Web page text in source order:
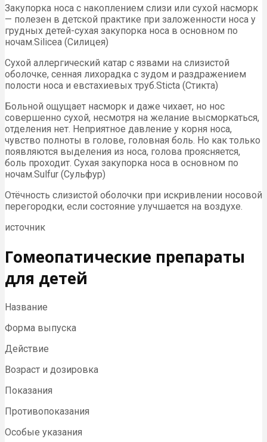
Закупорка носа с накоплением слизи или сухой насморк
— полезен в детской практике при заложенности носа у
грудных детей-сухая закупорка носа в основном по
ночам.Silicea (Силицея)
Сухой аллергический катар с язвами на слизистой
оболочке, сенная лихорадка с зудом и раздражением
полости носа и евстахиевых труб.Sticta (Стикта)
Больной ощущает насморк и даже чихает, но нос
совершенно сухой, несмотря на желание высморкаться,
отделения нет. Неприятное давление у корня носа,
чувство полноты в голове, головная боль. Но как только
появляются выделения из носа, голова проясняется,
боль проходит. Сухая закупорка носа в основном по
ночам.Sulfur (Сульфур)
Отёчность слизистой оболочки при искривлении носовой
перегородки, если состояние улучшается на воздухе.
источник
Гомеопатические препараты
для детей
Название
Форма выпуска
Действие
Возраст и дозировка
Показания
Противопоказания
Особые указания